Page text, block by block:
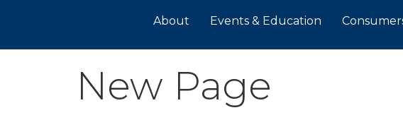
About Events & Education
New Page